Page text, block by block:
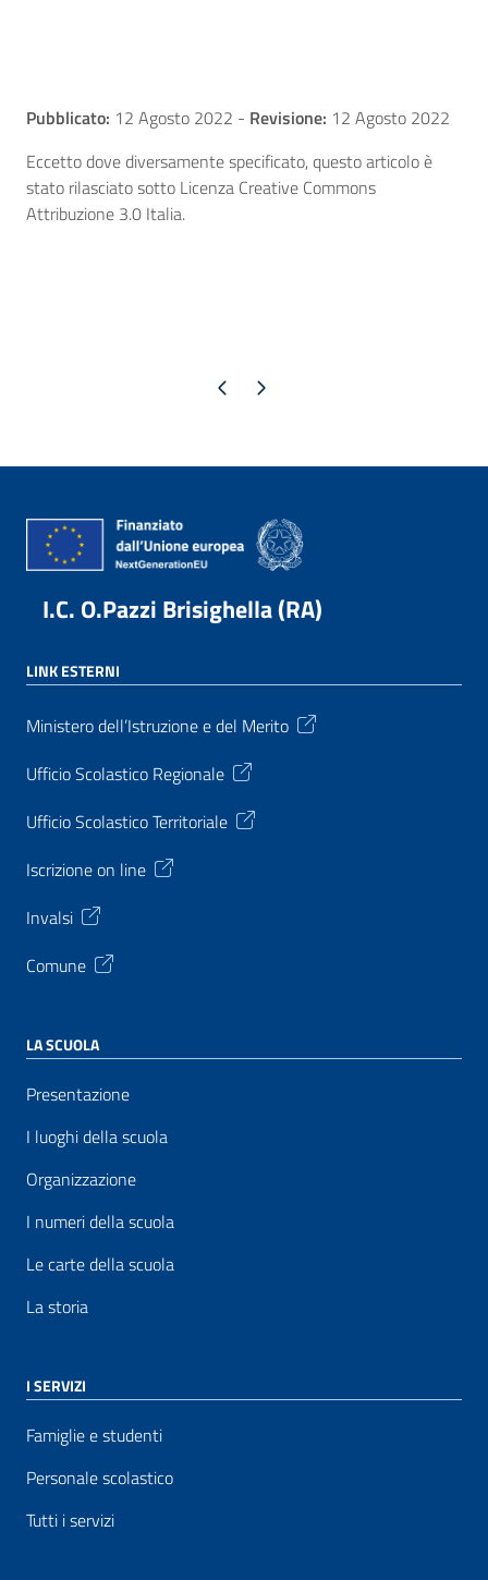
Pubblicato: 12 Agosto 2022 - Revisione: 12 Agosto 2022
Eccetto dove diversamente specificato, questo articolo è
stato rilasciato sotto Licenza Creative Commons
Attribuzione 3.0 Italia.
Pagina precedente
Pagina successiva
I.C. O.Pazzi Brisighella (RA)
LINK ESTERNI
Ministero dell’Istruzione e del Merito
Ufficio Scolastico Regionale
Ufficio Scolastico Territoriale
Iscrizione on line
Invalsi
Comune
LA SCUOLA
Presentazione
I luoghi della scuola
Organizzazione
I numeri della scuola
Le carte della scuola
La storia
I SERVIZI
Famiglie e studenti
Personale scolastico
Tutti i servizi